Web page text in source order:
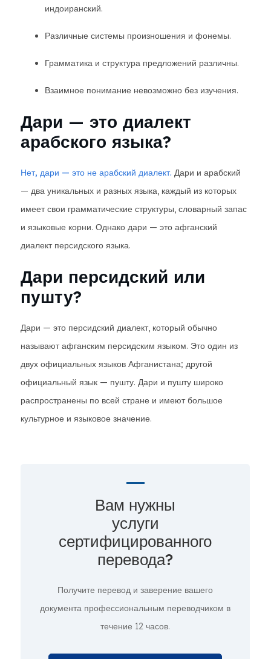
индоиранский.
Различные системы произношения и фонемы.
Грамматика и структура предложений различны.
Взаимное понимание невозможно без изучения.
Дари — это диалект
арабского языка?
Нет, дари — это не арабский диалект. Дари и арабский
— два уникальных и разных языка, каждый из которых
имеет свои грамматические структуры, словарный запас
и языковые корни. Однако дари — это афганский
диалект персидского языка.
Дари персидский или
пушту?
Дари — это персидский диалект, который обычно
называют афганским персидским языком. Это один из
двух официальных языков Афганистана; другой
официальный язык — пушту. Дари и пушту широко
распространены по всей стране и имеют большое
культурное и языковое значение.
Вам нужны
услуги
сертифицированного
перевода?
Получите перевод и заверение вашего
документа профессиональным переводчиком в
течение 12 часов.